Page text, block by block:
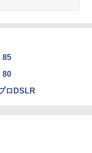
85
80
ロDSLR